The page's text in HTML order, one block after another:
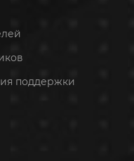
поддержки